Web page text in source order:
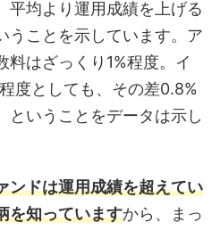
平均より運用成績を上げる
うことを示しています。ア
料はざっくり1%程度。イ
度としても、その差0.8%
ということをデータは示し
ンドは運用成績を超えてい
を知っていますから、まっ